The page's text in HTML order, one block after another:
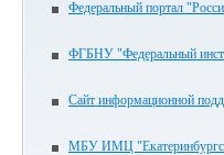
Федеральный портал
ФГБНУ "Федеральный
Сайт информационной
МБУ ИМЦ